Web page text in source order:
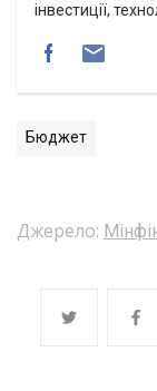
інвестиції,
Бюджет
Джерело: